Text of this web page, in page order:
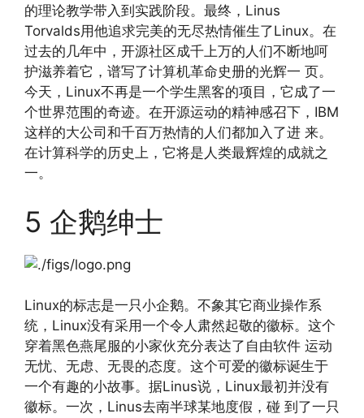
的理论教学带入到实践阶段。最终，Linus
Torvalds用他追求完美的无尽热情催生了Linux。在
过去的几年中，开源社区成千上万的人们不断地呵
护滋养着它，谱写了计算机革命史册的光辉一 页。
今天，Linux不再是一个学生黑客的项目，它成了一
个世界范围的奇迹。在开源运动的精神感召下，IBM
这样的大公司和千百万热情的人们都加入了进 来。
在计算科学的历史上，它将是人类最辉煌的成就之
一。
5 企鹅绅士
Linux的标志是一只小企鹅。不象其它商业操作系
统，Linux没有采用一个令人肃然起敬的徽标。这个
穿着黑色燕尾服的小家伙充分表达了自由软件 运动
无忧、无虑、无畏的态度。这个可爱的徽标诞生于
一个有趣的小故事。据Linus说，Linux最初并没有
徽标。一次，Linus去南半球某地度假，碰 到了一只